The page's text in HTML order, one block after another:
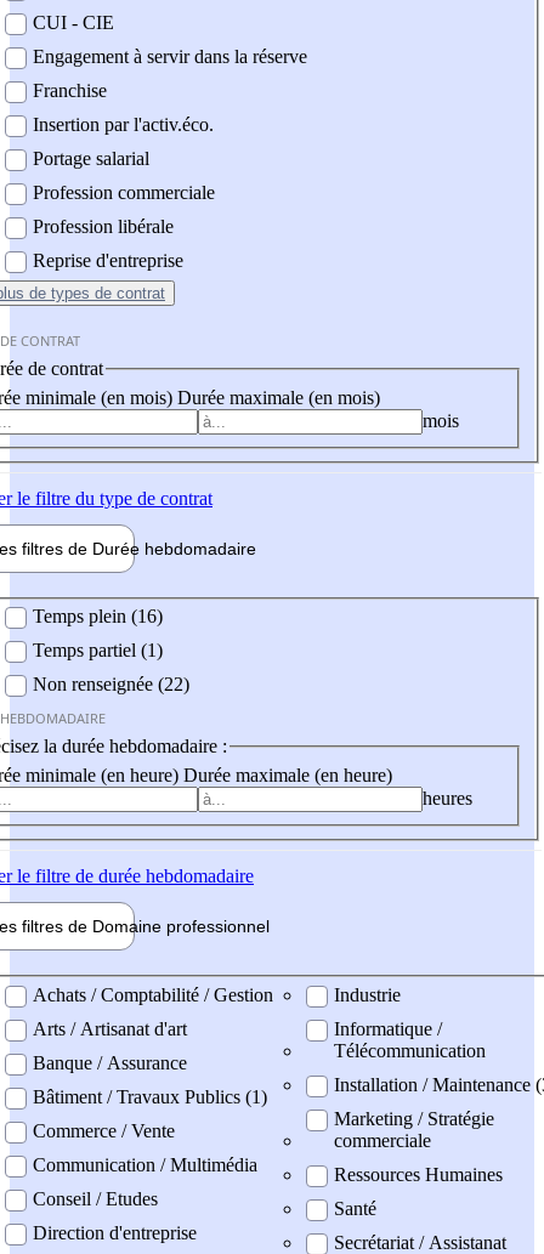
CUI - CIE
Engagement à servir dans la réserve
Franchise
Insertion par l'activ.éco.
Portage salarial
Profession commerciale
Profession libérale
Reprise d'entreprise
de types de contrat
CONTRAT
de contrat
minimale (en mois) Durée maximale (en mois)
mois
le filtre du type de contrat
filtres de Durée hebdomadaire
Temps plein (16)
Temps partiel (1)
Non renseignée (22)
la durée hebdomadaire :
minimale (en heure) Durée maximale (en heure)
heures
le filtre de durée hebdomadaire
filtres de Domaine professionnel
professionel
Achats / Comptabilité / Gestion
Arts / Artisanat d'art
Banque / Assurance
Bâtiment / Travaux Publics (1)
Commerce / Vente
Communication / Multimédia
Conseil / Etudes
Direction d'entreprise
Industrie
Informatique /
Télécommunication
Installation / Maintenance
Marketing / Stratégie
commerciale
Ressources Humaines
Santé
Secrétariat / Assistanat